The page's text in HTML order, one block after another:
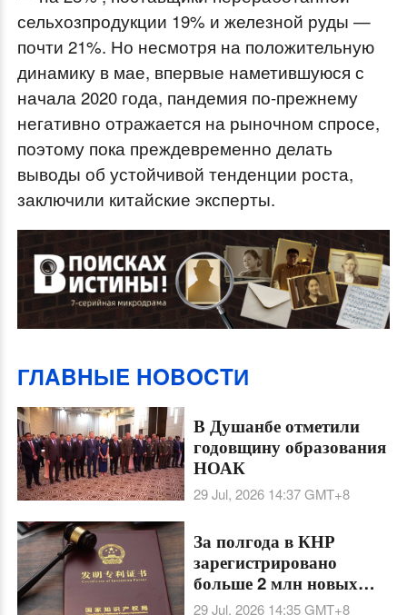
сельхозпродукции 19% и железной руды —
почти 21%. Но несмотря на положительную
динамику в мае, впервые наметившуюся с
начала 2020 года, пандемия по-прежнему
негативно отражается на рыночном спросе,
поэтому пока преждевременно делать
выводы об устойчивой тенденции роста,
заключили китайские эксперты.
ГЛABHЫE HOBOCTИ
В Душанбе отметили
годовщину образования
НОАК
29 Jul, 2026 14:37GMT+8
За полгода в КНР
зарегистрировано
больше 2 млн новых
товарных знаков
29 Jul, 2026 14:35GMT+8